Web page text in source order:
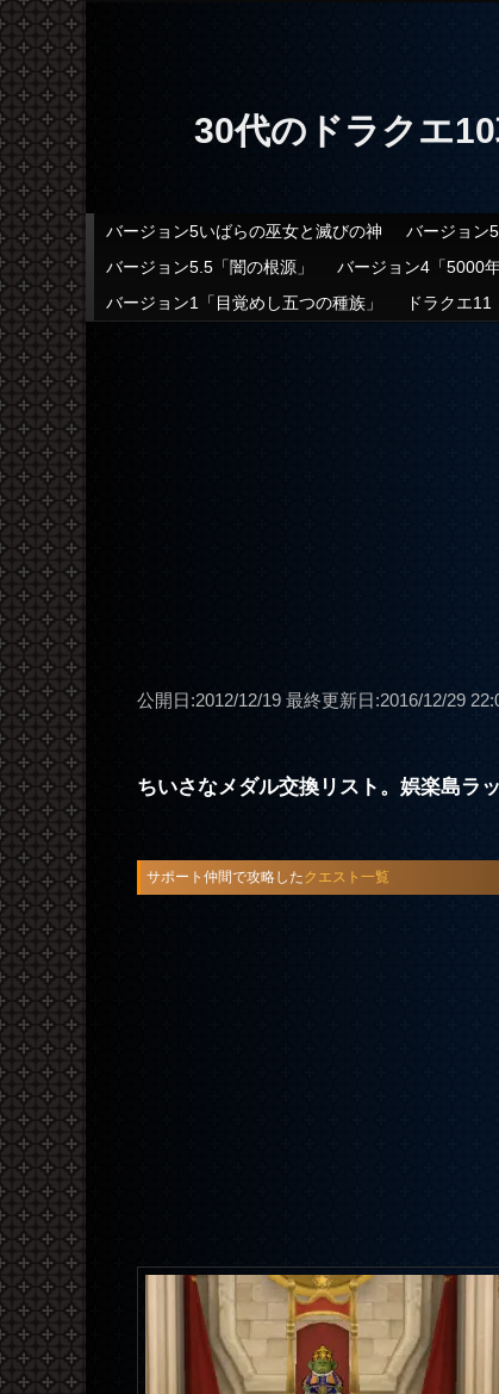
30代のドラクエ
メインメニュー
メインコンテンツへ移動
サブコンテンツへ移動
バージョン5いばらの巫女と滅びの神 バージョン
バージョン5.5「闇の根源」
バージョン4「5000
バージョン1「目覚めし五つの種族」
ドラクエ11
公開日:2012/12/19 最終更新日:2016/12/29
ちいさなメダル交換リスト。娯楽島ラ
サポート仲間で攻略した クエスト一覧